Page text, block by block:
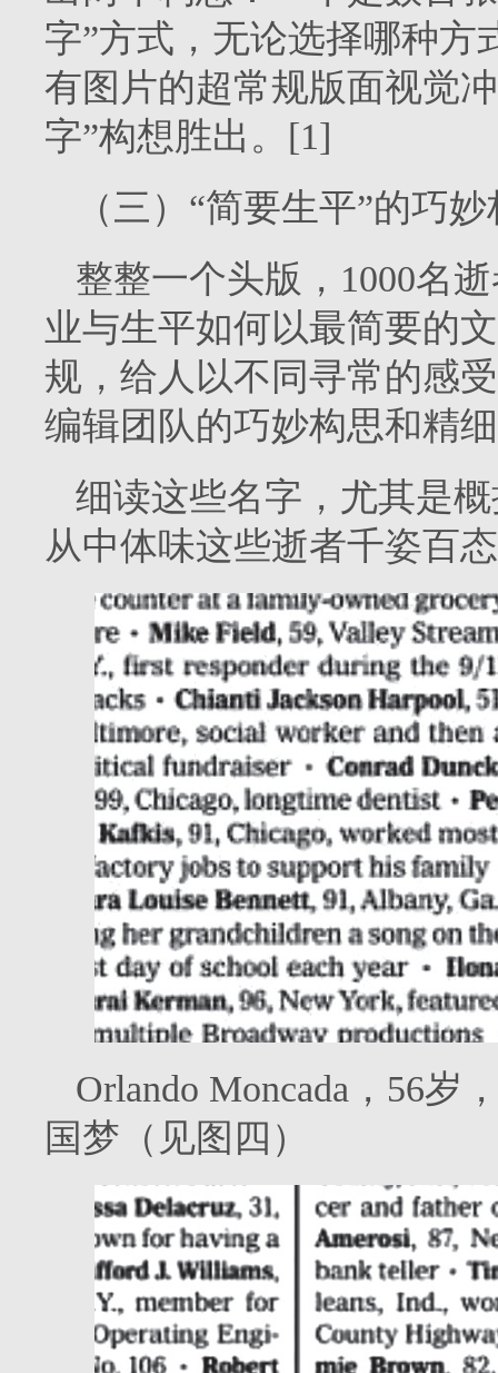
字”方式，无论选择哪种方
有图片的超常规版面视觉
字”构想胜出。[1]
（三）“简要生平”的巧
整整一个头版，1000名
业与生平如何以最简要的
规，给人以不同寻常的感
编辑团队的巧妙构思和精
细读这些名字，尤其是
从中体味这些逝者千姿百
Orlando Moncada，56
国梦（见图四）